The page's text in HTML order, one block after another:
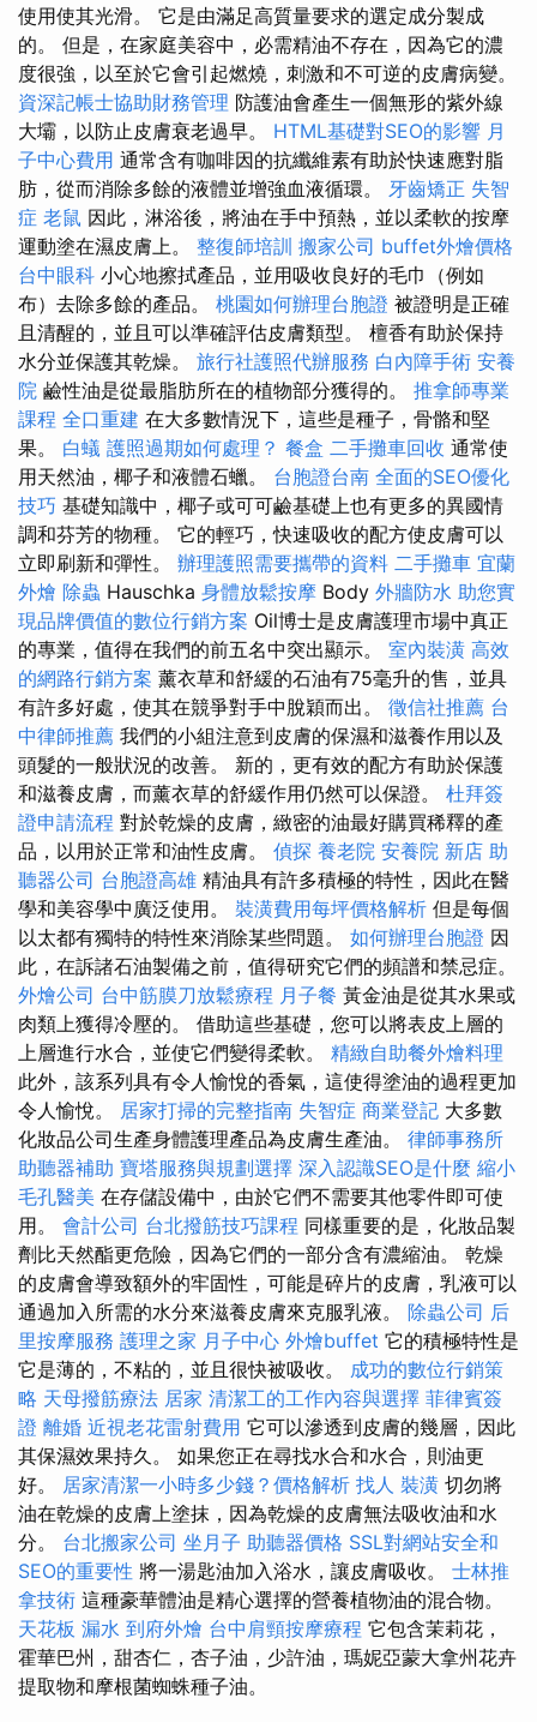
使用使其光滑。 它是由滿足高質量要求的選定成分製成
的。 但是，在家庭美容中，必需精油不存在，因為它的濃
度很強，以至於它會引起燃燒，刺激和不可逆的皮膚病變。
資深記帳士協助財務管理 防護油會產生一個無形的紫外線
大壩，以防止皮膚衰老過早。 HTML基礎對SEO的影響 月
子中心費用 通常含有咖啡因的抗纖維素有助於快速應對脂
肪，從而消除多餘的液體並增強血液循環。 牙齒矯正 失智
症 老鼠 因此，淋浴後，將油在手中預熱，並以柔軟的按摩
運動塗在濕皮膚上。 整復師培訓 搬家公司 buffet外燴價格
台中眼科 小心地擦拭產品，並用吸收良好的毛巾（例如
布）去除多餘的產品。 桃園如何辦理台胞證 被證明是正確
且清醒的，並且可以準確評估皮膚類型。 檀香有助於保持
水分並保護其乾燥。 旅行社護照代辦服務 白內障手術 安養
院 鹼性油是從最脂肪所在的植物部分獲得的。 推拿師專業
課程 全口重建 在大多數情況下，這些是種子，骨骼和堅
果。 白蟻 護照過期如何處理？ 餐盒 二手攤車回收 通常使
用天然油，椰子和液體石蠟。 台胞證台南 全面的SEO優化
技巧 基礎知識中，椰子或可可鹼基礎上也有更多的異國情
調和芬芳的物種。 它的輕巧，快速吸收的配方使皮膚可以
立即刷新和彈性。 辦理護照需要攜帶的資料 二手攤車 宜蘭
外燴 除蟲 Hauschka 身體放鬆按摩 Body 外牆防水 助您實
現品牌價值的數位行銷方案 Oil博士是皮膚護理市場中真正
的專業，值得在我們的前五名中突出顯示。 室內裝潢 高效
的網路行銷方案 薰衣草和舒緩的石油有75毫升的售，並具
有許多好處，使其在競爭對手中脫穎而出。 徵信社推薦 台
中律師推薦 我們的小組注意到皮膚的保濕和滋養作用以及
頭髮的一般狀況的改善。 新的，更有效的配方有助於保護
和滋養皮膚，而薰衣草的舒緩作用仍然可以保證。 杜拜簽
證申請流程 對於乾燥的皮膚，緻密的油最好購買稀釋的產
品，以用於正常和油性皮膚。 偵探 養老院 安養院 新店 助
聽器公司 台胞證高雄 精油具有許多積極的特性，因此在醫
學和美容學中廣泛使用。 裝潢費用每坪價格解析 但是每個
以太都有獨特的特性來消除某些問題。 如何辦理台胞證 因
此，在訴諸石油製備之前，值得研究它們的頻譜和禁忌症。
外燴公司 台中筋膜刀放鬆療程 月子餐 黃金油是從其水果或
肉類上獲得冷壓的。 借助這些基礎，您可以將表皮上層的
上層進行水合，並使它們變得柔軟。 精緻自助餐外燴料理
此外，該系列具有令人愉悅的香氣，這使得塗油的過程更加
令人愉悅。 居家打掃的完整指南 失智症 商業登記 大多數
化妝品公司生產身體護理產品為皮膚生產油。 律師事務所
助聽器補助 寶塔服務與規劃選擇 深入認識SEO是什麼 縮小
毛孔醫美 在存儲設備中，由於它們不需要其他零件即可使
用。 會計公司 台北撥筋技巧課程 同樣重要的是，化妝品製
劑比天然酯更危險，因為它們的一部分含有濃縮油。 乾燥
的皮膚會導致額外的牢固性，可能是碎片的皮膚，乳液可以
通過加入所需的水分來滋養皮膚來克服乳液。 除蟲公司 后
里按摩服務 護理之家 月子中心 外燴buffet 它的積極特性是
它是薄的，不粘的，並且很快被吸收。 成功的數位行銷策
略 天母撥筋療法 居家 清潔工的工作內容與選擇 菲律賓簽
證 離婚 近視老花雷射費用 它可以滲透到皮膚的幾層，因此
其保濕效果持久。 如果您正在尋找水合和水合，則油更
好。 居家清潔一小時多少錢？價格解析 找人 裝潢 切勿將
油在乾燥的皮膚上塗抹，因為乾燥的皮膚無法吸收油和水
分。 台北搬家公司 坐月子 助聽器價格 SSL對網站安全和
SEO的重要性 將一湯匙油加入浴水，讓皮膚吸收。 士林推
拿技術 這種豪華體油是精心選擇的營養植物油的混合物。
天花板 漏水 到府外燴 台中肩頸按摩療程 它包含茉莉花，
霍華巴州，甜杏仁，杏子油，少許油，瑪妮亞蒙大拿州花卉
提取物和摩根菌蜘蛛種子油。